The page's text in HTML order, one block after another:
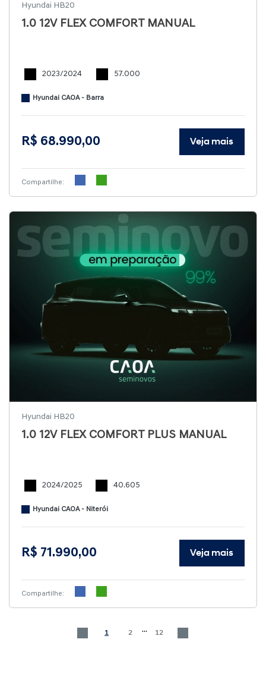
Hyundai HB20
1.0 12V FLEX COMFORT MANUAL
2023/2024 57.000
Hyundai CAOA - Barra
R$ 68.990,00 Veja mais
Compartilhe:
Hyundai HB20
1.0 12V FLEX COMFORT PLUS MANUAL
2024/2025 40.605
Hyundai CAOA - Niterói
R$ 71.990,00 Veja mais
Compartilhe:
1 2 ... 12